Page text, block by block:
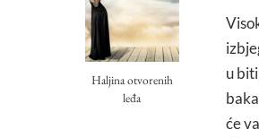
Haljina otvorenih
leđa
u
će